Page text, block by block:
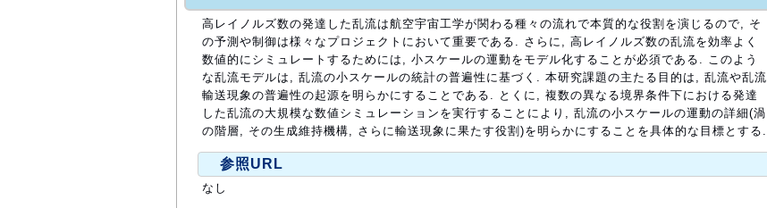
高レイノルズ数の発達した乱流は航空宇宙工学が関わる種々の流れで本質的な役割を演じるので, そ
の予測や制御は様々なプロジェクトにおいて重要である. さらに, 高レイノルズ数の乱流を効率よく
数値的にシミュレートするためには, 小スケールの運動をモデル化することが必須である. このよう
な乱流モデルは, 乱流の小スケールの統計の普遍性に基づく. 本研究課題の主たる目的は, 乱流や乱流
輸送現象の普遍性の起源を明らかにすることである. とくに, 複数の異なる境界条件下における発達
した乱流の大規模な数値シミュレーションを実行することにより, 乱流の小スケールの運動の詳細(渦
の階層, その生成維持機構, さらに輸送現象に果たす役割)を明らかにすることを具体的な目標とする.
参照URL
なし